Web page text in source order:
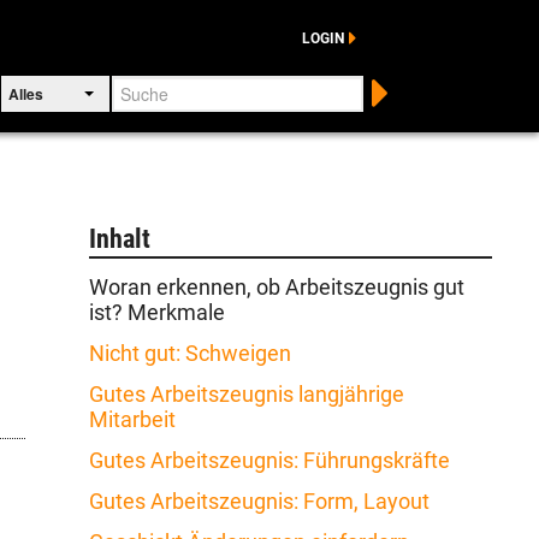
LOGIN
Alles Suche
Inhalt
Woran erkennen, ob Arbeitszeugnis gut
ist? Merkmale
Nicht gut: Schweigen
Gutes Arbeitszeugnis langjährige
Mitarbeit
Gutes Arbeitszeugnis: Führungskräfte
Gutes Arbeitszeugnis: Form, Layout